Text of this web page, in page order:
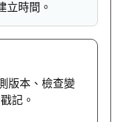
立時間。
版本、檢查變
記。